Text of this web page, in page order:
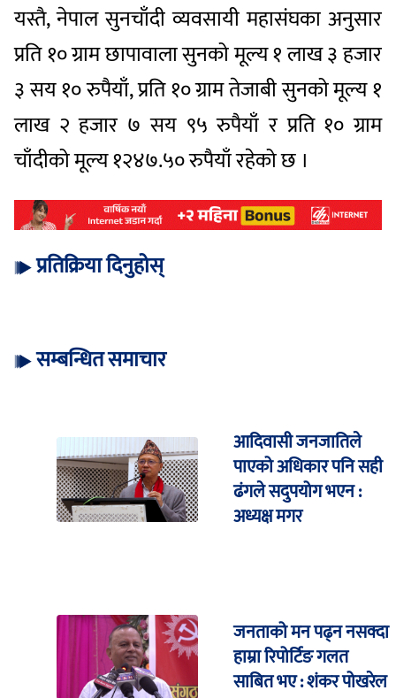
यस्तै, नेपाल सुनचाँदी व्यवसायी महासंघका अनुसार
प्रति १० ग्राम छापावाला सुनको मूल्य १ लाख ३ हजार
३ सय १० रुपैयाँ, प्रति १० ग्राम तेजाबी सुनको मूल्य १
लाख २ हजार ७ सय ९५ रुपैयाँ र प्रति १० ग्राम
चाँदीको मूल्य १२४७.५० रुपैयाँ रहेको छ ।
प्रतिक्रिया दिनुहोस्
सम्बन्धित समाचार
आदिवासी जनजातिले
पाएको अधिकार पनि सही
ढंगले सदुपयोग भएन :
अध्यक्ष मगर
जनताको मन पढ्न नसक्दा
हाम्रा रिपोर्टिङ गलत
साबित भए : शंकर पोखरेल